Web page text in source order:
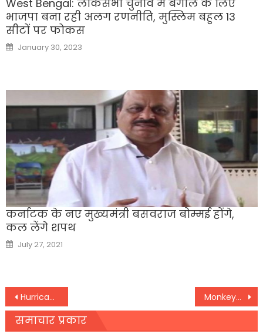
West Bengal: लोकसभा चुनाव में बंगाल के लिए
भाजपा बना रही अलग रणनीति, मुस्लिम बहुल 13
सीटों पर फोकस
Posted
on
January 30, 2023
कर्नाटक के नए मुख्यमंत्री बसवराज बोम्मई होंगे,
कल लेंगे शपथ
Posted
on
July 27, 2021
Post
navigation
Hurricane Helene: अमेरिका में आया श्रेणी-4 स्तर का खतरनाक तूफान, कई इलाकों में इमरजेंसी Monkeypox : देश में एक और आया मंकीपॉक्स का मामला, केंद्र ने जारी की राज्यों के लिए एडवाइजरी
समाचार प्रकार